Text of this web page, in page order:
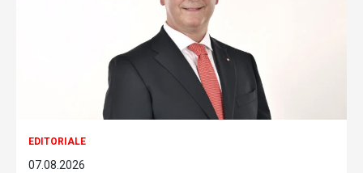
EDITORIALE
07.08.2026